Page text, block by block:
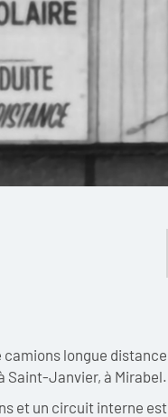
camions longue distance
Saint-Janvier, à Mirabel.
et un circuit interne est